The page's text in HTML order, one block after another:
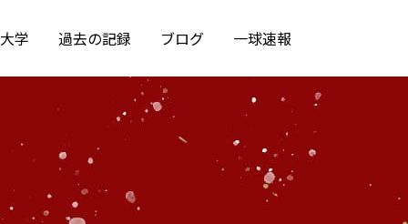
学 過去の記録 ブログ 一球速報